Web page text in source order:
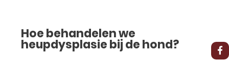
Hoe behandelen we
heupdysplasie bij de hond?